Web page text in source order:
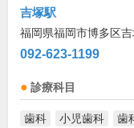
吉塚駅
福岡県福岡市博多区
092-623-1199
診療科目
歯科 小児歯科 歯